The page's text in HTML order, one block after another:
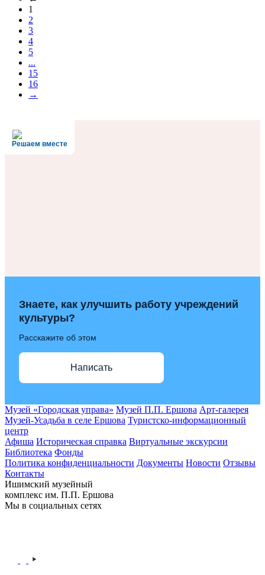
1
2
3
4
5
...
15
16
→
Решаем вместе
Знаете, как улучшить работу учреждений
культуры?
Расскажите об этом
Написать
Музей «Городская управа» Музей П.П. Ершова Арт-галерея
Музей-Усадьба в селе Ершова Туристско-информационный
центр
Афиша Историческая справка Виртуальные экскурсии
Библиотека Фонды
Политика конфиденциальности Документы Новости Отзывы
Контакты
Ишимский музейный
комплекс им. П.П. Ершова
Мы в социальных сетях